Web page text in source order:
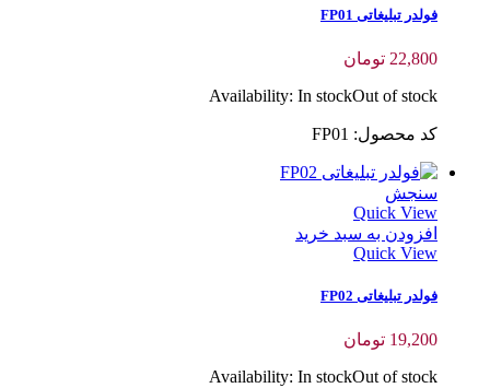
فولدر تبلیغاتی FP01
22,800 تومان
Availability: In stockOut of stock
کد محصول: FP01
سنجش
Quick View
افزودن به سبد خرید
Quick View
فولدر تبلیغاتی FP02
19,200 تومان
Availability: In stockOut of stock